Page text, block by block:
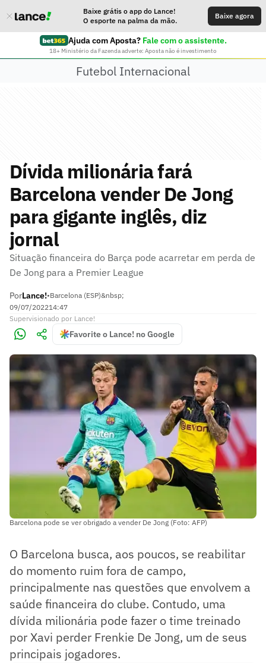
Baixe grátis o app do Lance!
O esporte na palma da mão.
Baixe agora
Ajuda com Aposta? Fale com o assistente.
18+ Ministério da Fazenda adverte: Aposta não é investimento
Futebol Internacional
Dívida milionária fará
Barcelona vender De Jong
para gigante inglês, diz
jornal
Situação financeira do Barça pode acarretar em perda de
De Jong para a Premier League
PorLance!•Barcelona (ESP)&nbsp;
09/07/202214:47
Supervisionado por Lance!
Favorite o Lance! no Google
Barcelona pode se ver obrigado a vender De Jong (Foto: AFP)
O Barcelona busca, aos poucos, se reabilitar
do momento ruim fora de campo,
principalmente nas questões que envolvem a
saúde financeira do clube. Contudo, uma
dívida milionária pode fazer o time treinado
por Xavi perder Frenkie De Jong, um de seus
principais jogadores.